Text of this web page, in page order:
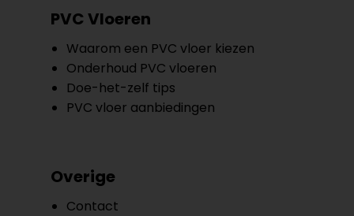
PVC Vloeren
Waarom een PVC vloer kiezen
Onderhoud PVC vloeren
Doe-het-zelf tips
PVC vloer aanbiedingen
Overige
Contact